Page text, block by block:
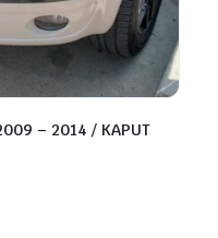
– 2014 / KAPUT